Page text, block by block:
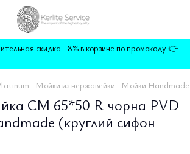
скидка - 8% в корзине по промокоду 👉
Мойки из нержавейки Мойки
CM 65*50 R чорна PVD
(круглий сифон